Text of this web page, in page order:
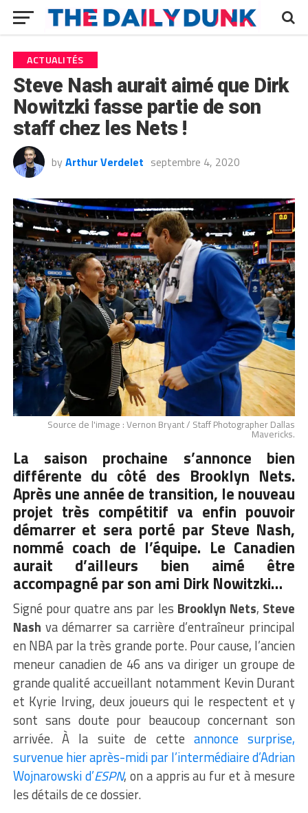
ACTUALITÉS
Steve Nash aurait aimé que Dirk
Nowitzki fasse partie de son
staff chez les Nets !
by Arthur Verdelet septembre 4, 2020
Source de l'image : Vernon Bryant / Staff Photographer Dallas
Mavericks.
La saison prochaine s’annonce bien
différente du côté des Brooklyn Nets.
Après une année de transition, le nouveau
projet très compétitif va enfin pouvoir
démarrer et sera porté par Steve Nash,
nommé coach de l’équipe. Le Canadien
aurait d’ailleurs bien aimé être
accompagné par son ami Dirk Nowitzki…
Signé pour quatre ans par les Brooklyn Nets, Steve
Nash va démarrer sa carrière d’entraîneur principal
en NBA par la très grande porte. Pour cause, l’ancien
meneur canadien de 46 ans va diriger un groupe de
grande qualité accueillant notamment Kevin Durant
et Kyrie Irving, deux joueurs qui le respectent et y
sont sans doute pour beaucoup concernant son
arrivée. À la suite de cette annonce surprise,
survenue hier après-midi par l’intermédiaire d’Adrian
Wojnarowski d’ESPN, on a appris au fur et à mesure
les détails de ce dossier.